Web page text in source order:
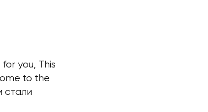
you, This
to the
стали